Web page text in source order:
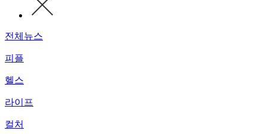
전체뉴스
피플
헬스
라이프
컬처